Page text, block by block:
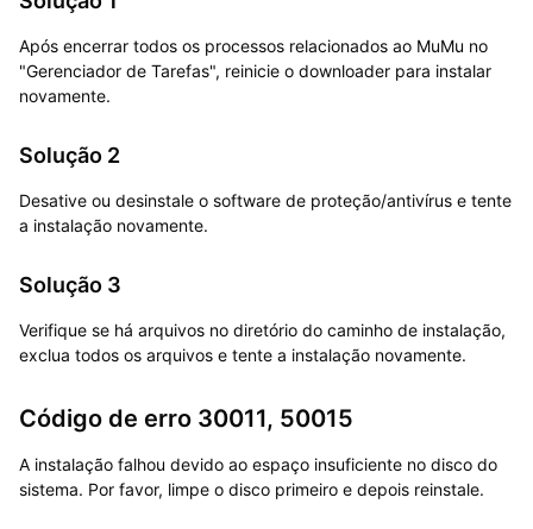
Após encerrar todos os processos relacionados ao MuMu no
"Gerenciador de Tarefas", reinicie o downloader para instalar
novamente.
Solução 2
Desative ou desinstale o software de proteção/antivírus e tente
a instalação novamente.
Solução 3
Verifique se há arquivos no diretório do caminho de instalação,
exclua todos os arquivos e tente a instalação novamente.
Código de erro 30011, 50015
A instalação falhou devido ao espaço insuficiente no disco do
sistema. Por favor, limpe o disco primeiro e depois reinstale.